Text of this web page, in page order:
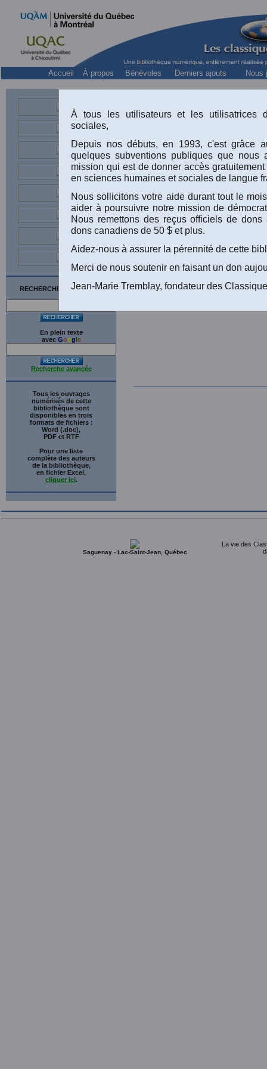
Accueil À propos Bénévoles Derniers ajouts Nous
RECHERCHE SUR LE SITE
En plein texte
avec Google
Recherche avancée
Tous les ouvrages
numérisés de cette
bibliothèque sont
disponibles en trois
formats de fichiers :
Word (.doc),
PDF et RTF
Pour une liste
complète des auteurs
de la bibliothèque,
en fichier Excel,
cliquer ici.
Communiqué de presse sur la
Saguenay - Lac-Saint-Jean, Québec
La vie des
À tous les utilisateurs et les utilisatrices
sociales,
Depuis nos débuts, en 1993, c'est grâce
quelques subventions publiques que
mission qui est de donner accès
en sciences humaines et sociales de langue
Nous sollicitons votre aide durant tout le
aider à poursuivre notre mission de
Nous remettons des reçus officiels de
dons canadiens de 50 $ et plus.
Aidez-nous à assurer la pérennité de cette
Merci de nous soutenir en faisant un don
Jean-Marie Tremblay, fondateur des